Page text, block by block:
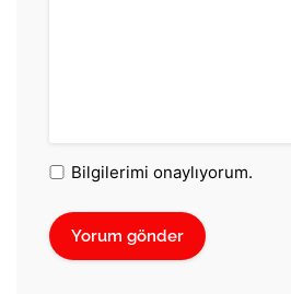
Bilgilerimi onaylıyorum.